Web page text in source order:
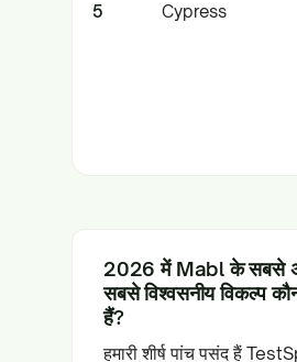
5 Cypress
2026 में Mabl के सबसे
सबसे विश्वसनीय विकल्प
हैं?
हमारी शीर्ष पांच पसंद हैं